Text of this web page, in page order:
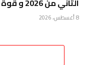
8 أغسطس، 2026